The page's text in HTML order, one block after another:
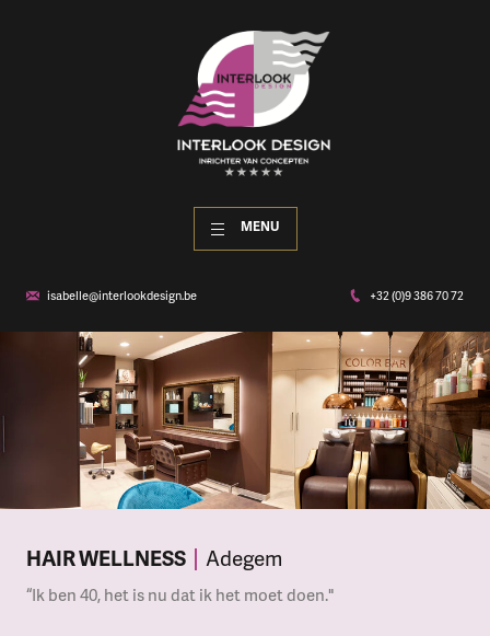
MENU
isabelle@interlookdesign.be +32 (0)9 386 70 72
HAIR WELLNESS Adegem
“Ik ben 40, het is nu dat ik het moet doen."